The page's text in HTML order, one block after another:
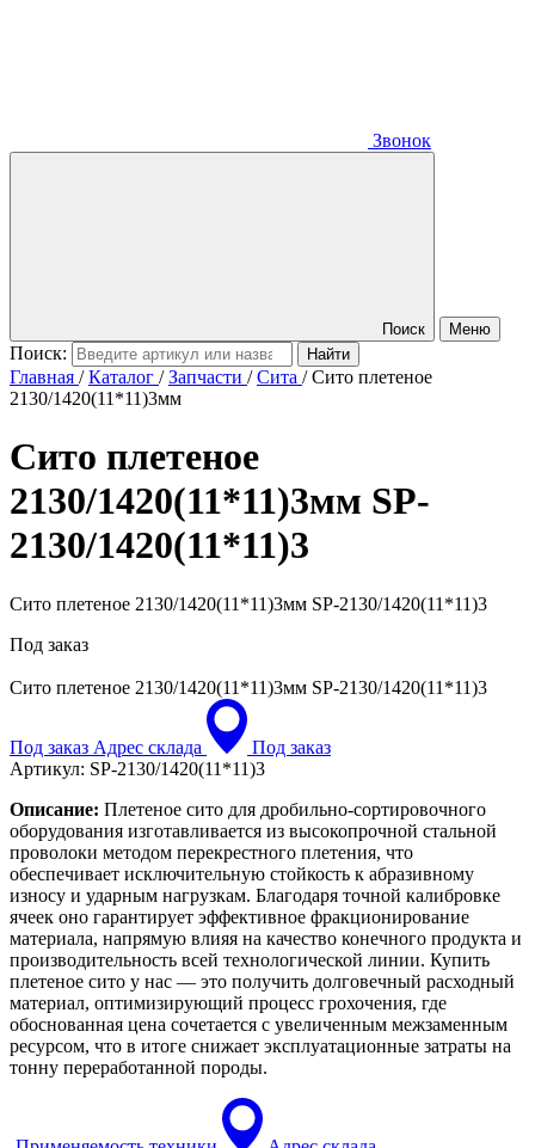
Звонок
Поиск Меню
Поиск:
Главная /Каталог /Запчасти /Сита /Сито плетеное
2130/1420(11*11)3мм
Сито плетеное
2130/1420(11*11)3мм SP-
2130/1420(11*11)3
Сито плетеное 2130/1420(11*11)3мм SP-2130/1420(11*11)3
Под заказ
Сито плетеное 2130/1420(11*11)3мм SP-2130/1420(11*11)3
Под заказ Адрес склада
Под заказ
Артикул: SP-2130/1420(11*11)3
Описание: Плетеное сито для дробильно-сортировочного
оборудования изготавливается из высокопрочной стальной
проволоки методом перекрестного плетения, что
обеспечивает исключительную стойкость к абразивному
износу и ударным нагрузкам. Благодаря точной калибровке
ячеек оно гарантирует эффективное фракционирование
материала, напрямую влияя на качество конечного продукта и
производительность всей технологической линии. Купить
плетеное сито у нас — это получить долговечный расходный
материал, оптимизирующий процесс грохочения, где
обоснованная цена сочетается с увеличенным межзаменным
ресурсом, что в итоге снижает эксплуатационные затраты на
тонну переработанной породы.